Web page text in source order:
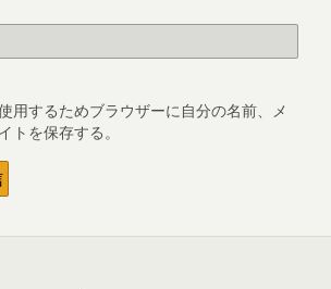
用するためブラウザーに自分の名前、メ
トを保存する。